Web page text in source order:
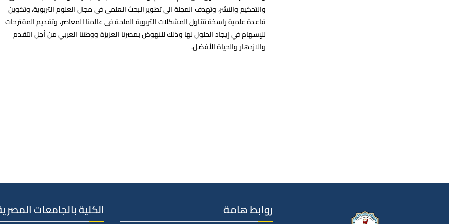
والتحكيم والنشر، وتهدف المجلة الى تطوير البحث العلمى فى مجال العلوم التربوية، وتكوين
قاعدة علمية راسخة تتناول المشكلات التربوية الملحة فى عالمنا المعاصر، وتقديم المقترحات
للإسهام في إيجاد الحلول لها وذلك للنهوض بمصرنا العزيزة ووطننا العربي من أجل التقدم
والازدهار والحياة الأفضل.
روابط هامة الكلية بالجامعات